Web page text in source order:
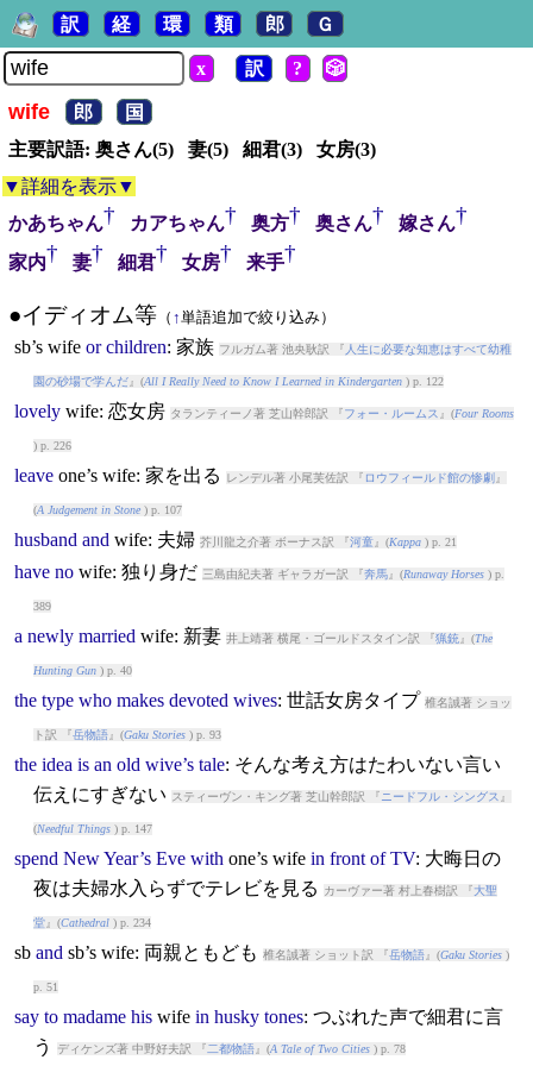
訳 経 環 類 郎 Ｇ
x 訳 ? 🎲
wife 郎
国
主要訳語: 奥さん(5) 妻(5) 細君(3) 女房(3)
▼詳細を表示▼
かあちゃん† カアちゃん† 奥方† 奥さん† 嫁さん†
家内† 妻† 細君† 女房† 来手†
●イディオム等（ ↑単語追加で絞り込み）
sb’s wife or children: 家族 フルガム著 池央耿訳 『 人生に必要な知恵はすべて幼稚
園の砂場で学んだ』(All I Really Need to Know I Learned in Kindergarten) p. 122
lovely wife: 恋女房 タランティーノ著 芝山幹郎訳 『フォー・ルームス 』(Four Rooms
) p. 226
leaveone’s wife: 家を出る レンデル著 小尾芙佐訳 『 ロウフィールド館の惨劇 』
(A Judgement in Stone) p. 107
husband and wife: 夫婦 芥川龍之介著 ボーナス訳 『河童』(Kappa) p. 21
have no wife: 独り身だ 三島由紀夫著 ギャラガー訳 『奔馬』(Runaway Horses) p.
389
a newly married wife: 新妻 井上靖著 横尾・ゴールドスタイン訳 『猟銃 』(The
Hunting Gun) p. 40
the type who makes devoted wives: 世話女房タイプ 椎名誠著 ショッ
ト訳 『岳物語』(Gaku Stories) p. 93
the idea is an old wive’s tale: そんな考え方はたわいない言い
伝えにすぎない
スティーヴン・キング著 芝山幹郎訳 『 ニードフル・シングス 』
(Needful Things) p. 147
spend New Year’s Eve with one’s wife in front of TV: 大晦日の
夜は夫婦水入らずでテレビを見る
カーヴァー著 村上春樹訳 『大聖
堂』(Cathedral) p. 234
sb and sb’s wife: 両親ともども 椎名誠著 ショット訳 『岳物語』(Gaku Stories)
p. 51
say to madame his wife in husky tones: つぶれた声で細君に言
う
ディケンズ著 中野好夫訳 『二都物語』(A Tale of Two Cities) p. 78